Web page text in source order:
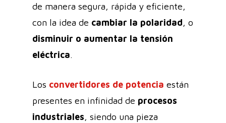
de manera segura, rápida y eficiente,
con la idea de cambiar la polaridad, o
disminuir o aumentar la tensión
eléctrica.
Los convertidores de potencia están
presentes en infinidad de procesos
industriales, siendo una pieza